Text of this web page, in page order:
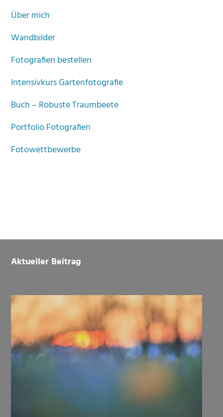
Über mich
Wandbilder
Fotografien bestellen
Intensivkurs Gartenfotografie
Buch – Robuste Traumbeete
Portfolio Fotografien
Fotowettbewerbe
Footer
Aktueller Beitrag